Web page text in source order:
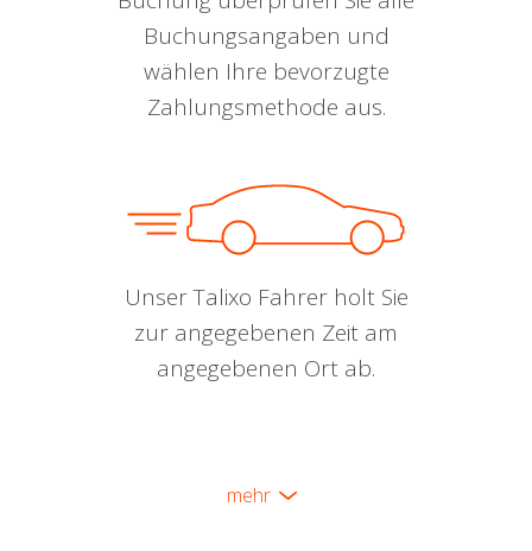
Buchungsangaben und
wählen Ihre bevorzugte
Zahlungsmethode aus.
Unser Talixo Fahrer holt Sie
zur angegebenen Zeit am
angegebenen Ort ab.
mehr